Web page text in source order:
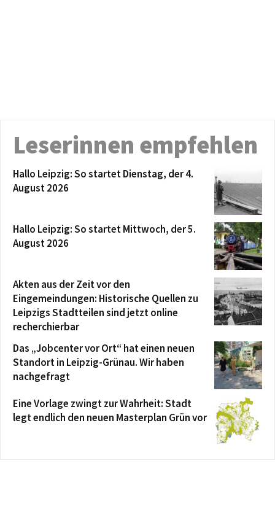
Leserinnen empfehlen
Hallo Leipzig: So startet Dienstag, der 4.
August 2026
Hallo Leipzig: So startet Mittwoch, der 5.
August 2026
Akten aus der Zeit vor den
Eingemeindungen: Historische Quellen zu
Leipzigs Stadtteilen sind jetzt online
recherchierbar
Das „Jobcenter vor Ort“ hat einen neuen
Standort in Leipzig-Grünau. Wir haben
nachgefragt
Eine Vorlage zwingt zur Wahrheit: Stadt
legt endlich den neuen Masterplan Grün vor